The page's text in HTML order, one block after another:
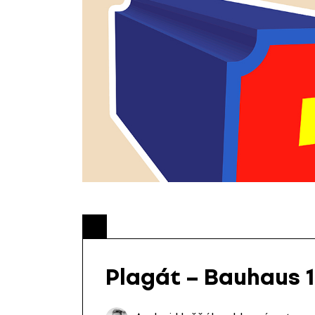
Plagát – Bauhaus